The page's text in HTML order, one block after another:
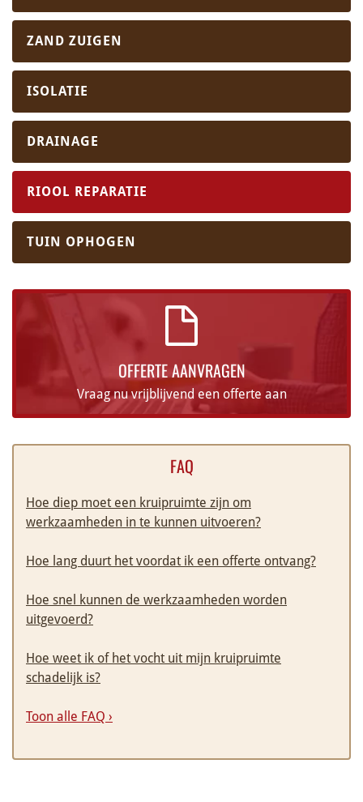
ZAND ZUIGEN
ISOLATIE
DRAINAGE
RIOOL REPARATIE
TUIN OPHOGEN
OFFERTE AANVRAGEN
Vraag nu vrijblijvend een offerte aan
FAQ
Hoe diep moet een kruipruimte zijn om
werkzaamheden in te kunnen uitvoeren?
Hoe lang duurt het voordat ik een offerte ontvang?
Hoe snel kunnen de werkzaamheden worden
uitgevoerd?
Hoe weet ik of het vocht uit mijn kruipruimte
schadelijk is?
Toon alle FAQ ›